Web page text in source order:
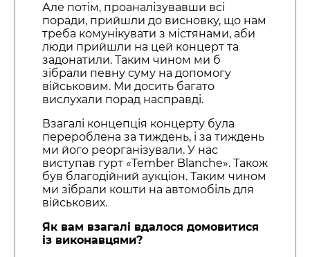
Але потім, проаналізувавши всі
поради, прийшли до висновку, що нам
треба комунікувати з містянами, аби
люди прийшли на цей концерт та
задонатили. Таким чином ми б
зібрали певну суму на допомогу
військовим. Ми досить багато
вислухали порад насправді.
Взагалі концепція концерту була
перероблена за тиждень, і за тиждень
ми його реорганізували. У нас
виступав гурт «Tember Blanche». Також
був благодійний аукціон. Таким чином
ми зібрали кошти на автомобіль для
військових.
Як вам взагалі вдалося домовитися
із виконавцями?